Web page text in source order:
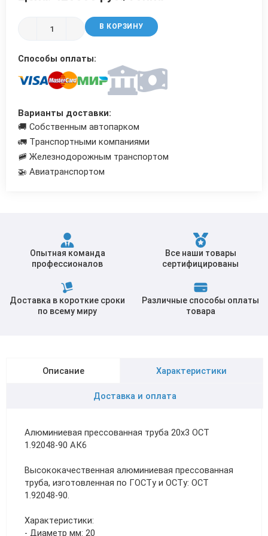
В КОРЗИНУ
Способы оплаты:
Варианты доставки:
🚚 Собственным автопарком
🚛 Транспортными компаниями
🚞 Железнодорожным транспортом
🚁 Авиатранспортом
Опытная команда
профессионалов
Все наши товары
сертифицированы
Доставка в короткие сроки
по всему миру
Различные способы оплаты
товара
Описание Характеристики
Доставка и оплата
Алюминиевая прессованная труба 20х3 ОСТ
1.92048-90 АК6
Высококачественная алюминиевая прессованная
труба, изготовленная по ГОСТу и ОСТу: ОСТ
1.92048-90.
Характеристики:
- Диаметр мм: 20
Трубы в ВУС изоляции